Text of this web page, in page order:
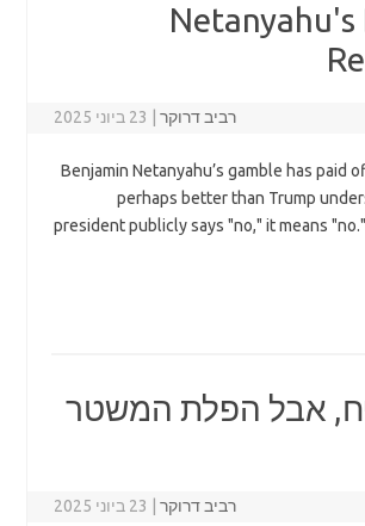
רביב דרוקר 23 ביוני 2025
Benjamin Netanyahu’s gamble has paid
perhaps better than Trump
president publicly says "no," it means
אבל הפלת המשטר
רביב דרוקר 23 ביוני 2025